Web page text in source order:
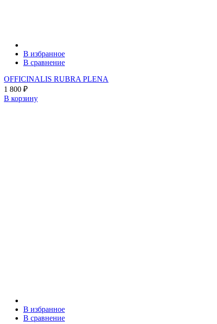
В избранное
В сравнение
OFFICINALIS RUBRA PLENA
1 800 ₽
В корзину
В избранное
В сравнение